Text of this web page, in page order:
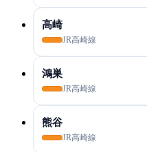
高崎
JR高崎線
鴻巣
JR高崎線
熊谷
JR高崎線